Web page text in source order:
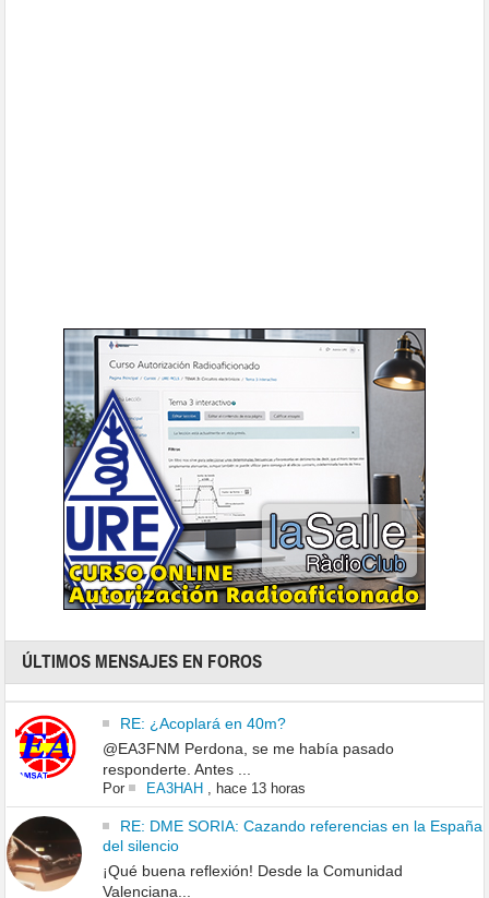
ÚLTIMOS MENSAJES EN FOROS
RE: ¿Acoplará en 40m?
@EA3FNM Perdona, se me había pasado
responderte. Antes ...
Por EA3HAH, hace 13 horas
RE: DME SORIA: Cazando referencias en la España
del silencio
¡Qué buena reflexión! Desde la Comunidad
Valenciana...